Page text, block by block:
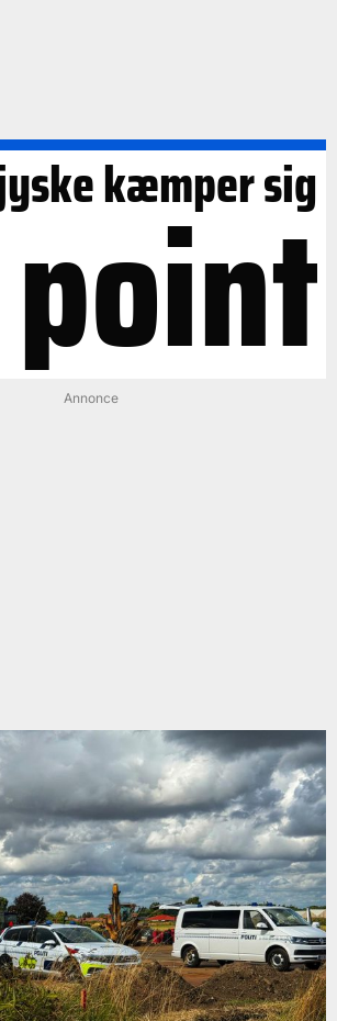
kæmper sig
Annonce